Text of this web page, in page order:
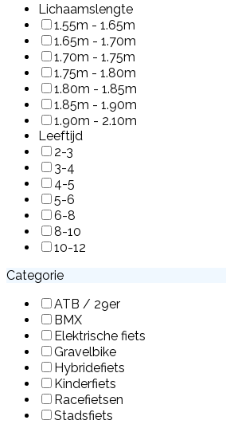
Lichaamslengte
1.55m - 1.65m
1.65m - 1.70m
1.70m - 1.75m
1.75m - 1.80m
1.80m - 1.85m
1.85m - 1.90m
1.90m - 2.10m
Leeftijd
2-3
3-4
4-5
5-6
6-8
8-10
10-12
Categorie
ATB / 29er
BMX
Elektrische fiets
Gravelbike
Hybridefiets
Kinderfiets
Racefietsen
Stadsfiets